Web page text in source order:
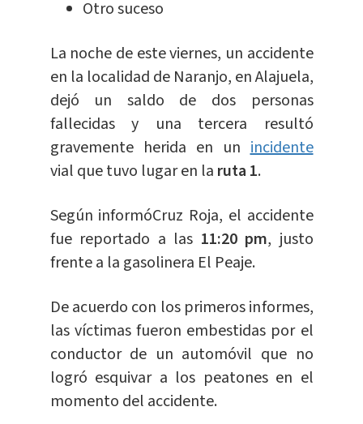
Otro suceso
La noche de este viernes, un accidente
en la localidad de Naranjo, en Alajuela,
dejó un saldo de dos personas
fallecidas y una tercera resultó
gravemente herida en unincidente
vial que tuvo lugar en la ruta 1.
Según informóCruz Roja, el accidente
fue reportado a las 11:20 pm, justo
frente a la gasolinera El Peaje.
De acuerdo con los primeros informes,
las víctimas fueron embestidas por el
conductor de un automóvil que no
logró esquivar a los peatones en el
momento del accidente.